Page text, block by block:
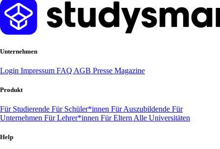
Unternehmen
Login Impressum FAQ AGB Presse Magazine
Produkt
Für Studierende Für Schüler*innen Für Auszubildende Für
Unternehmen Für Lehrer*innen Für Eltern Alle Universitäten
Help